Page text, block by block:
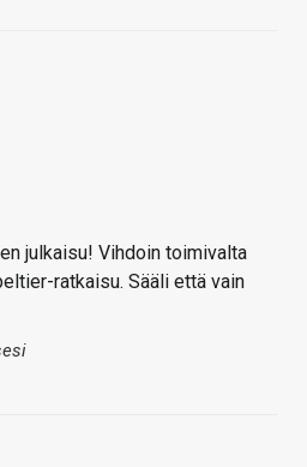
julkaisu! Vihdoin toimivalta
ratkaisu. Sääli että vain